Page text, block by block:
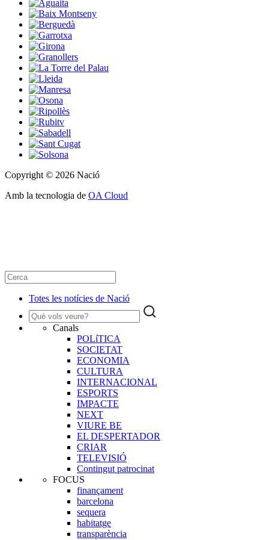
Copyright © 2026 Nació
Amb la tecnologia de OA Cloud
Totes les notícies de Nació
Canals
POLíTICA
SOCIETAT
ECONOMIA
CULTURA
INTERNACIONAL
ESPORTS
IMPACTE
NEXT
VIURE BE
EL DESPERTADOR
CRIAR
TELEVISIÓ
Contingut patrocinat
FOCUS
finançament
barcelona
sequera
habitatge
transparència